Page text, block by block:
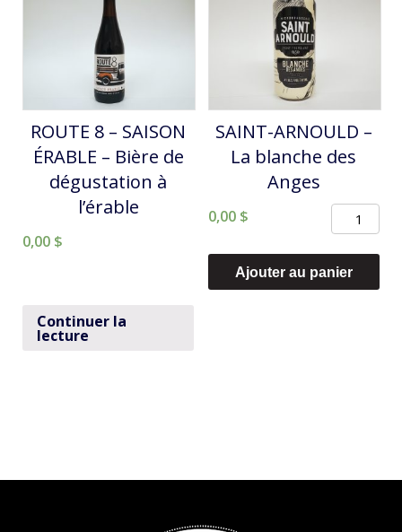
ROUTE 8 – SAISON
ÉRABLE – Bière de
dégustation à
l’érable
0,00 $
Continuer la
lecture
SAINT-ARNOULD –
La blanche des
Anges
0,00 $
quantité
de
SAINT-
ARNOULD
Ajouter au panier